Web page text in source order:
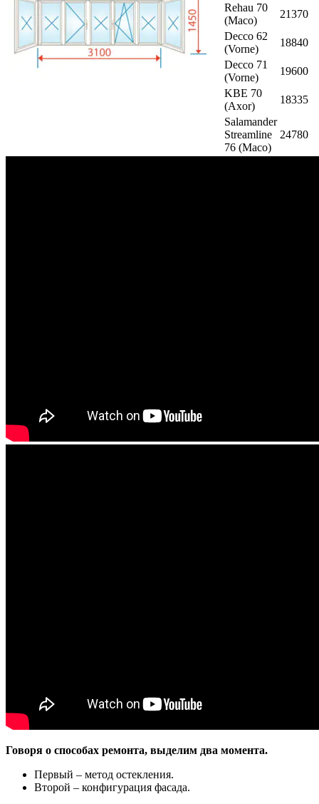
Rehau 70
(Maco)
21370
Decco 62
(Vorne)
18840
Decco 71
(Vorne)
19600
KBE 70
(Axor)
18335
Salamander
Streamline
76 (Maco)
24780
Говоря о способах ремонта, выделим два момента.
Первый – метод остекления.
Второй – конфигурация фасада.